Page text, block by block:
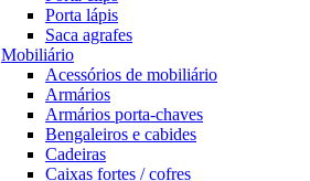
Porta lápis
Saca agrafes
Mobiliário
Acessórios de mobiliário
Armários
Armários porta-chaves
Bengaleiros e cabides
Cadeiras
Caixas fortes / cofres